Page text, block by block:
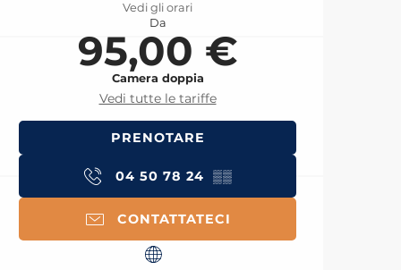
Vedi gli orari
Da
95,00 €
Camera doppia
Vedi tutte le tariffe
PRENOTARE
04 50 78 24 ▒▒
CONTATTATECI